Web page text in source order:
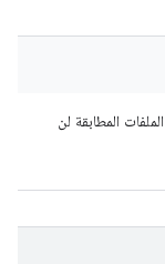
المطابقة لن